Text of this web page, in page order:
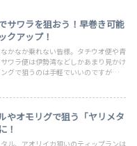
サワラを狙おう！早巻き可能
クアップ！
かなか乗れない皆様。タチウオ便や青
ワラ便は伊勢湾などしかあまり見かけ
グで狙うのは手軽でいいのですが、群
やオモリグで狙う「ヤリメタ
！
ル、アオリイカ狙いのティップランは